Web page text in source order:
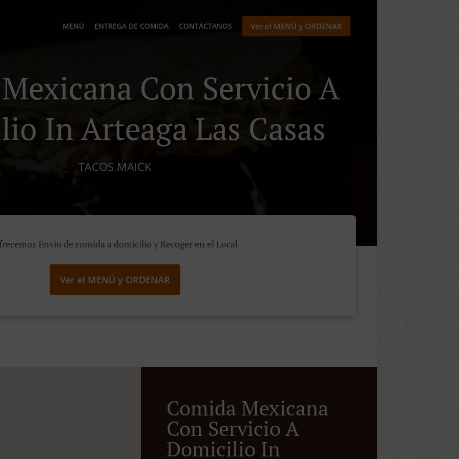
MENÚ ENTREGA DE COMIDA CONTÁCTANOS Ver el MENÚ y ORDENAR
Con Servicio A
In Arteaga Las Casas
TACOS MAICK
Envío de comida a domicilio y Recoger en el Local
Ver el MENÚ y ORDENAR
Comida Mexicana
Con Servicio A
Domicilio In